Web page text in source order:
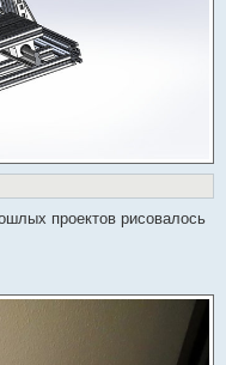
проектов рисовалось